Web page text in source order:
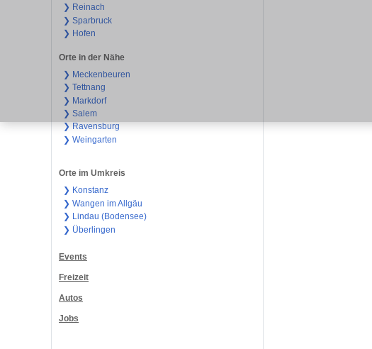
❯ Reinach
❯ Sparbruck
❯ Hofen
Orte in der Nähe
❯ Meckenbeuren
❯ Tettnang
❯ Markdorf
❯ Salem
❯ Ravensburg
❯ Weingarten
Orte im Umkreis
❯ Konstanz
❯ Wangen im Allgäu
❯ Lindau (Bodensee)
❯ Überlingen
Events
Freizeit
Autos
Jobs